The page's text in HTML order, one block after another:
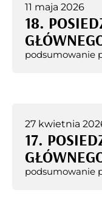
11 maja 2026
18.
podsumowanie
27 kwietnia
17.
podsumowanie